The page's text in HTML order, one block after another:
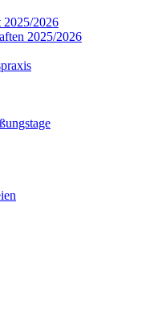
2025/2026
2025/2026